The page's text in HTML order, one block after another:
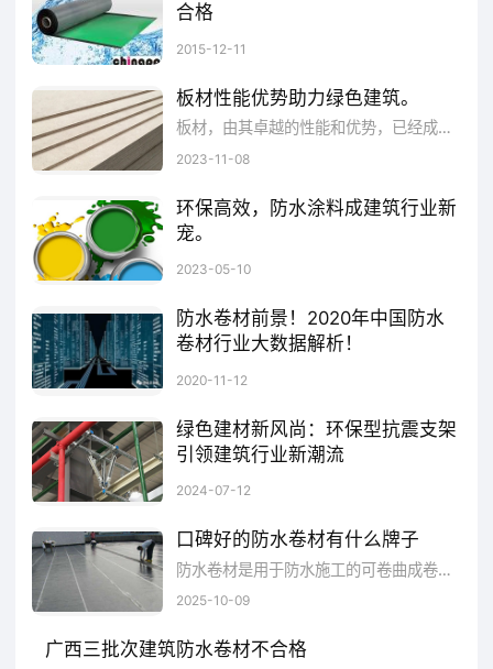
防水卷材还有助于节约资源和成本。传统
的涂抹式防水材料虽然也能取得一定的防水效
果，但其施工周期长、维护成本高，且容易出
安装快速简便，维护方便，大大缩短了工期并
降低了长期维护费用。
在实际应用中，防水卷材还需要与其他防
水材料和系统配合使用，形成复合防水体系。
这不仅能增强整体防水性能，还能针对不同部
位采取最合适的防水策略，实现定制化的防水
解决方案。同时，它的安装简便，适应性强，
能够与多种基层材质紧密贴合，无论是混凝土
结构还是木质结构，都能够实现高效防水。
合格
2015-12-11
板材性能优势助力绿色建筑。
板材，由其卓越的性能和优势，已经成为绿色建筑的首选之一，为可持续建筑提供了强大的支持。板材的优势之一是其高度可定制性。这意味着板材不仅减少了维护成本，还延长了建筑物的寿命，从而减少了资源浪费。绿色建筑追求减少对环境的不利影响，而板材在这方面表现出色。这有助于建筑物获得绿色认证，如LEED认证。这也使板材成为建筑业日益重要的材料之一，助力绿色建筑的崭露头角。
2023-11-08
环保高效，防水涂料成建筑行业新
宠。
2023-05-10
防水卷材前景！2020年中国防水
卷材行业大数据解析！
2020-11-12
绿色建材新风尚：环保型抗震支架
引领建筑行业新潮流
2024-07-12
口碑好的防水卷材有什么牌子
防水卷材是用于防水施工的可卷曲成卷状的柔性防水建材产品，是整个工程防水的第一道屏障，其使用范围广，不仅可用于建筑墙体、屋面的防水施工，还可用于隧道、公路等。
2025-10-09
广西三批次建筑防水卷材不合格